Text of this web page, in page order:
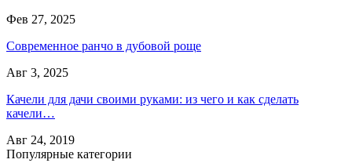
Фев 27, 2025
Современное ранчо в дубовой роще
Авг 3, 2025
Качели для дачи своими руками: из чего и как сделать
качели…
Авг 24, 2019
Популярные категории